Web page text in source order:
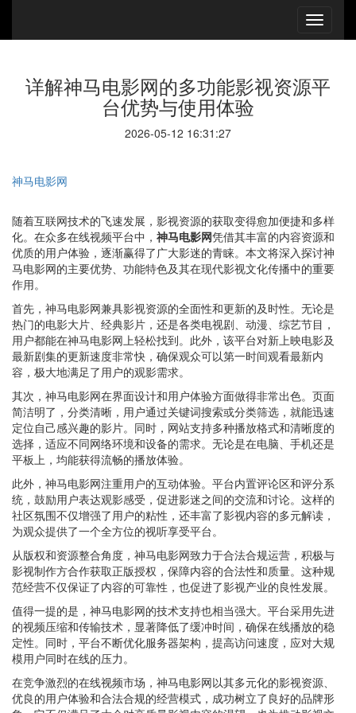
详解神马电影网的多功能影视资源平
台优势与使用体验
2026-05-12 16:31:27
神马电影网
随着互联网技术的飞速发展，影视资源的获取变得愈加便捷和多样
化。在众多在线视频平台中， 神马电影网凭借其丰富的内容资源和
优质的用户体验，逐渐赢得了广大影迷的青睐。本文将深入探讨神
马电影网的主要优势、功能特色及其在现代影视文化传播中的重要
作用。
首先，神马电影网兼具影视资源的全面性和更新的及时性。无论是
热门的电影大片、经典影片，还是各类电视剧、动漫、综艺节目，
用户都能在神马电影网上轻松找到。此外，该平台对新上映电影及
最新剧集的更新速度非常快，确保观众可以第一时间观看最新内
容，极大地满足了用户的观影需求。
其次，神马电影网在界面设计和用户体验方面做得非常出色。页面
简洁明了，分类清晰，用户通过关键词搜索或分类筛选，就能迅速
定位自己感兴趣的影片。同时，网站支持多种播放格式和清晰度的
选择，适应不同网络环境和设备的需求。无论是在电脑、手机还是
平板上，均能获得流畅的播放体验。
此外，神马电影网注重用户的互动体验。平台内置评论区和评分系
统，鼓励用户表达观影感受，促进影迷之间的交流和讨论。这样的
社区氛围不仅增强了用户的粘性，还丰富了影视内容的多元解读，
为观众提供了一个全方位的视听享受平台。
从版权和资源整合角度，神马电影网致力于合法合规运营，积极与
影视制作方合作获取正版授权，保障内容的合法性和质量。这种规
范经营不仅保证了内容的可靠性，也促进了影视产业的良性发展。
值得一提的是，神马电影网的技术支持也相当强大。平台采用先进
的视频压缩和传输技术，显著降低了缓冲时间，确保在线播放的稳
定性。同时，平台不断优化服务器架构，提高访问速度，应对大规
模用户同时在线的压力。
在竞争激烈的在线视频市场，神马电影网以其多元化的影视资源、
优良的用户体验和合法合规的经营模式，成功树立了良好的品牌形